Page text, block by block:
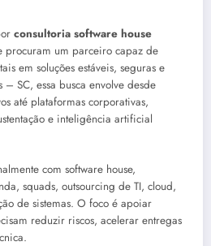
consultoria software house
procuram um parceiro capaz de
em soluções estáveis, seguras e
SC, essa busca envolve desde
até plataformas corporativas,
e inteligência artificial
com software house,
squads, outsourcing de TI, cloud,
de sistemas. O foco é apoiar
reduzir riscos, acelerar entregas